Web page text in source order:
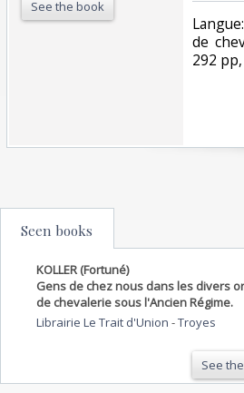
See the book
de
292
Seen books
KOLLER (Fortuné)
Gens de chez nous dans les divers
de chevalerie sous l'Ancien Régime.
Librairie Le Trait d'Union -Troyes
See